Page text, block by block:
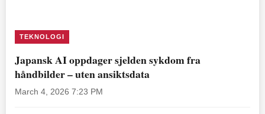
TEKNOLOGI
Japansk AI oppdager sjelden sykdom fra
håndbilder – uten ansiktsdata
March 4, 2026 7:23 PM